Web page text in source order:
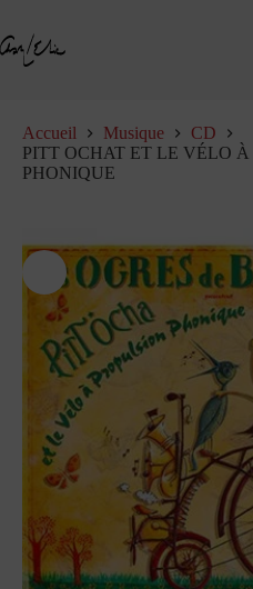
contenu
Accueil Musique
CD
PITT OCHAT ET LE VÉLO À
PHONIQUE